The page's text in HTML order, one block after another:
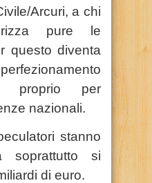
Arcuri, a chi
pure le
questo diventa
proprio per
nazionali.
stanno
soprattutto si
di euro.